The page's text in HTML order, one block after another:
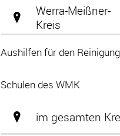
Werra-Meißner-
Kreis
Aushilfen für den
Schulen des WMK
im gesamten